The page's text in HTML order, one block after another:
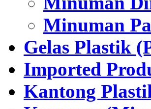
Minuman
Gelas Plastik
Imported
Kantong